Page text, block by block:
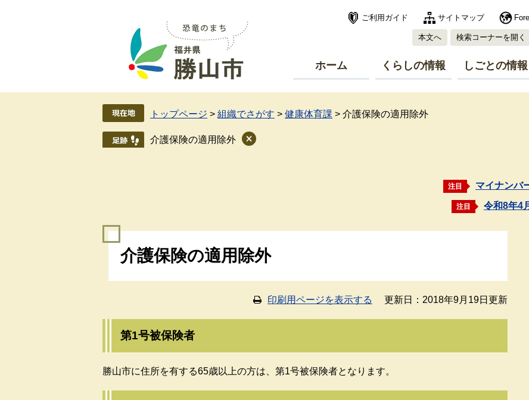
で
ば
ご利用ガイド サイトマップ
本文へ 検索コーナーを開く
ホーム くらしの情報 しごとの情報
トップページ > 組織でさがす > 健康体育課 > 介護保険の適用除外
介護保険の適用除外
注目 マイナンバ
注目 令和8年4
介護保険の適用除外
印刷用ページを表示する 更新日：2018年9月19日更新
第1号被保険者
勝山市に住所を有する65歳以上の方は、第1号被保険者となります。